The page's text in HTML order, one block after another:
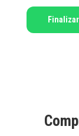
pueden
en
Este
producto
tiene
pueden